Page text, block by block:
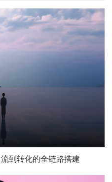
到转化的全链路搭建